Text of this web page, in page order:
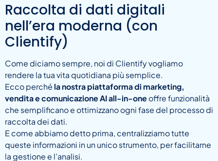
Raccolta di dati digitali
nell’era moderna (con
Clientify)
Come diciamo sempre, noi di Clientify vogliamo
rendere la tua vita quotidiana più semplice.
Ecco perché la nostra piattaforma di marketing,
vendita e comunicazione AI all-in-oneoffre funzionalità
che semplificano e ottimizzano ogni fase del processo di
raccolta dei dati.
E come abbiamo detto prima, centralizziamo tutte
queste informazioni in un unico strumento, per facilitarne
la gestione e l’analisi.